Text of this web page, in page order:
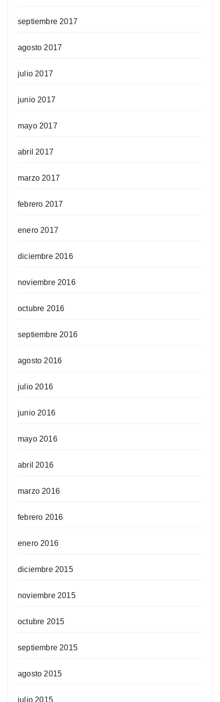
septiembre 2017
agosto 2017
julio 2017
junio 2017
mayo 2017
abril 2017
marzo 2017
febrero 2017
enero 2017
diciembre 2016
noviembre 2016
octubre 2016
septiembre 2016
agosto 2016
julio 2016
junio 2016
mayo 2016
abril 2016
marzo 2016
febrero 2016
enero 2016
diciembre 2015
noviembre 2015
octubre 2015
septiembre 2015
agosto 2015
julio 2015